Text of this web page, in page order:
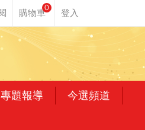
0
專題報導 今選頻道